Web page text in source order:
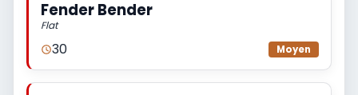
Fender Bender
Flat
30 Moyen